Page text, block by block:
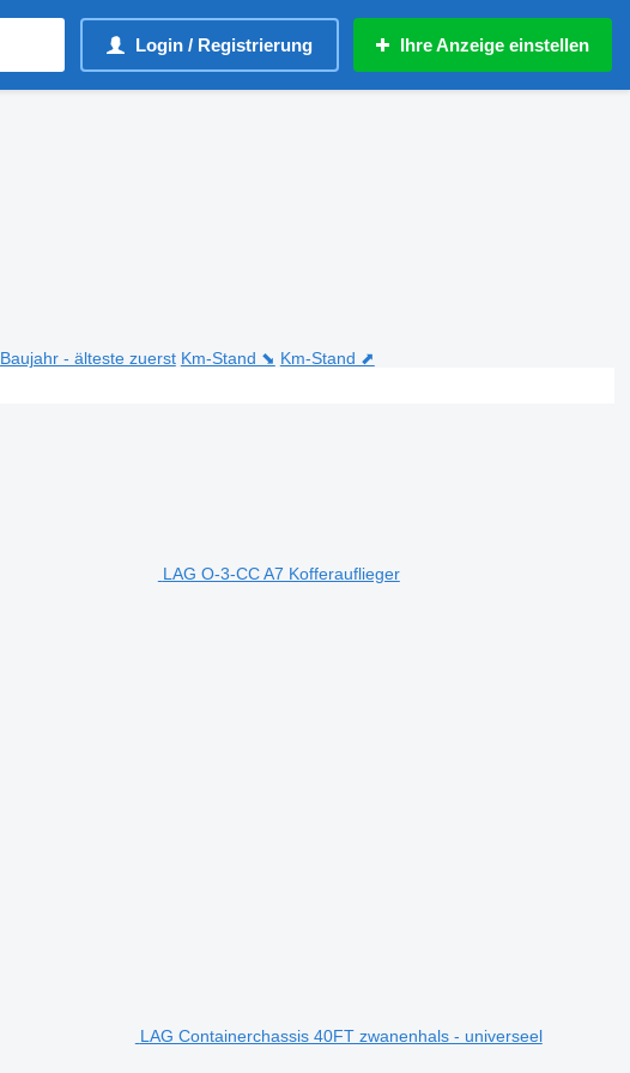
Login / Registrierung Ihre Anzeige einstellen
Baujahr - älteste zuerst Km-Stand ⬊ Km-Stand ⬈
LAG O-3-CC A7 Kofferauflieger
LAG Containerchassis 40FT zwanenhals - universeel